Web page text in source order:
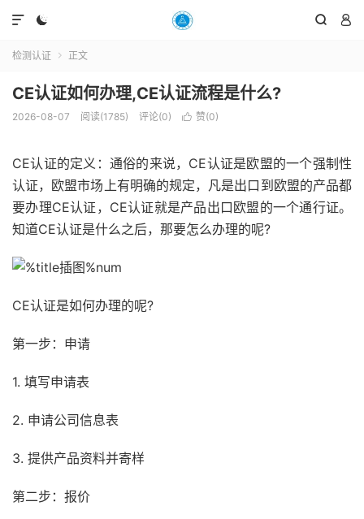
  

检测认证  正文
CE认证如何办理,CE认证流程是什么?
2026-08-07 阅读(1785) 评论(0)  赞(0)
CE认证的定义：通俗的来说，CE认证是欧盟的一个强制性
认证，欧盟市场上有明确的规定，凡是出口到欧盟的产品都
要办理CE认证，CE认证就是产品出口欧盟的一个通行证。
知道CE认证是什么之后，那要怎么办理的呢?
CE认证是如何办理的呢?
第一步：申请
1. 填写申请表
2. 申请公司信息表
3. 提供产品资料并寄样
第二步：报价